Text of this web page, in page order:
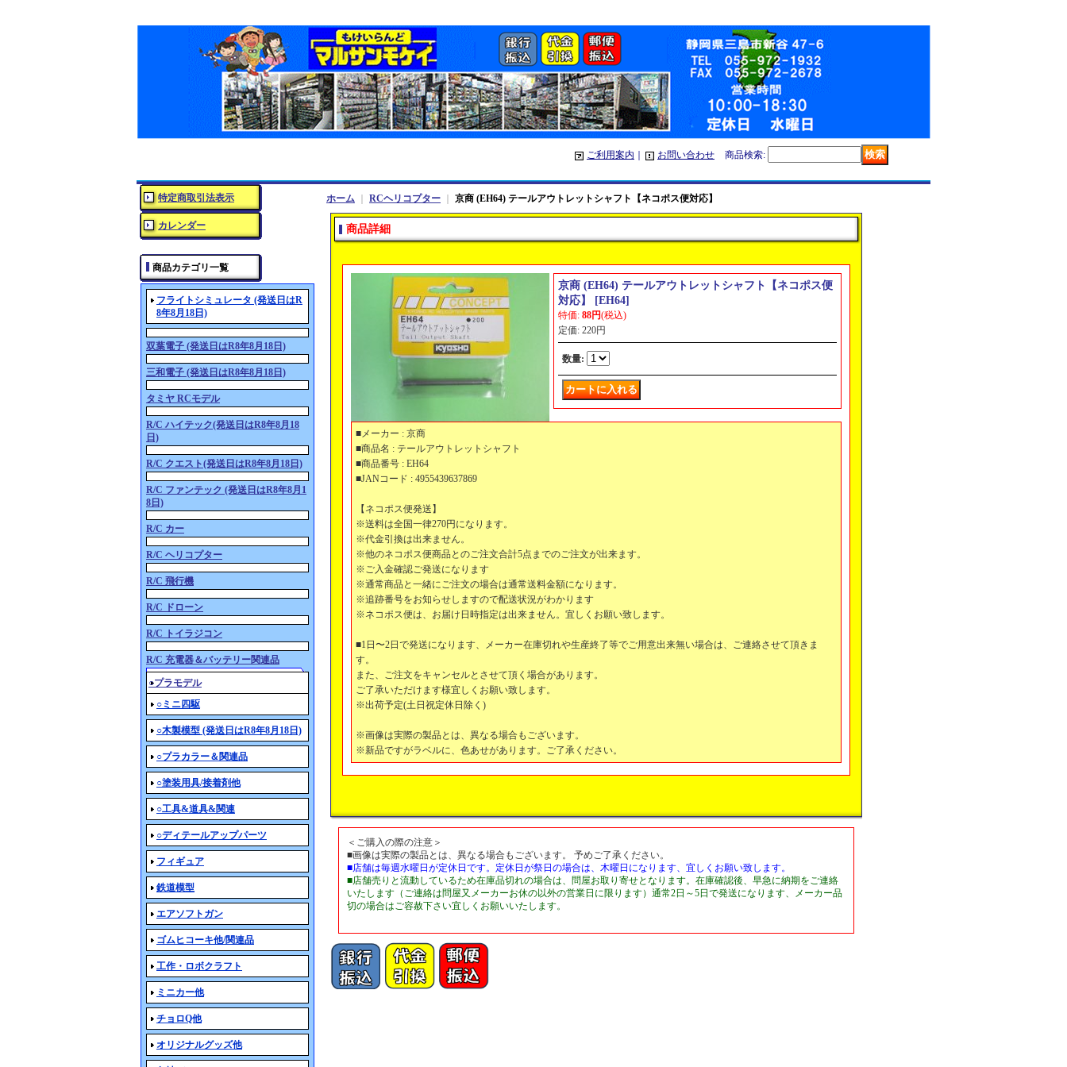
ご利用案内 お問い合わせ 商品検索:
特定商取引法表示
カレンダー
商品カテゴリ一覧
フライトシミュレータ (発送日はR
8年8月18日)
双葉電子 (発送日はR8年8月18日)
三和電子 (発送日はR8年8月18日)
タミヤ RCモデル
R/C ハイテック(発送日はR8年8月18
日)
R/C クエスト(発送日はR8年8月18日)
R/C ファンテック (発送日はR8年8月1
8日)
R/C カー
R/C ヘリコプター
R/C 飛行機
R/C ドローン
R/C トイラジコン
R/C 充電器＆バッテリー関連品
○プラモデル
○ミニ四駆
○木製模型 (発送日はR8年8月18日)
○プラカラー＆関連品
○塗装用具/接着剤他
○工具&道具&関連
○ディテールアップパーツ
フィギュア
鉄道模型
エアソフトガン
ゴムヒコーキ他/関連品
工作・ロボクラフト
ミニカー他
チョロQ他
オリジナルグッズ他
ホーム RCヘリコプター 京商 (EH64) テールアウトレットシャフト【ネコポス便対応】
商品詳細
京商 (EH64) テールアウトレットシャフト【ネコポス便
対応】
[EH64]
特価: 88円(税込)
定価: 220円
数量:
■メーカー : 京商
■商品名 : テールアウトレットシャフト
■商品番号 : EH64
■JANコード : 4955439637869
【ネコポス便発送】
※送料は全国一律270円になります。
※代金引換は出来ません。
※他のネコポス便商品とのご注文合計5点までのご注文が出来ます。
※ご入金確認ご発送になります
※通常商品と一緒にご注文の場合は通常送料金額になります。
※追跡番号をお知らせしますので配送状況がわかります
※ネコポス便は、お届け日時指定は出来ません。宜しくお願い致します。
■1日〜2日で発送になります、メーカー在庫切れや生産終了等でご用意出来無い場合は、ご連絡させて頂きま
す。
また、ご注文をキャンセルとさせて頂く場合があります。
ご了承いただけます様宜しくお願い致します。
※出荷予定(土日祝定休日除く)
※画像は実際の製品とは、異なる場合もございます。
※新品ですがラベルに、色あせがあります。ご了承ください。
＜ご購入の際の注意＞
■画像は実際の製品とは、異なる場合もございます。 予めご了承ください。
■店舗は毎週水曜日が定休日です。定休日が祭日の場合は、木曜日になります、宜しくお願い致します。
■店舗売りと流動しているため在庫品切れの場合は、問屋お取り寄せとなります。在庫確認後、早急に納期をご連絡
いたします（ご連絡は問屋又メーカーお休の以外の営業日に限ります）通常2日～5日で発送になります、メーカー品
切の場合はご容赦下さい宜しくお願いいたします。